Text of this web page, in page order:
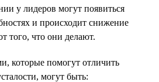
у лидеров могут появиться
и происходит снижение
того, что они делают.
которые помогут отличить
могут быть: